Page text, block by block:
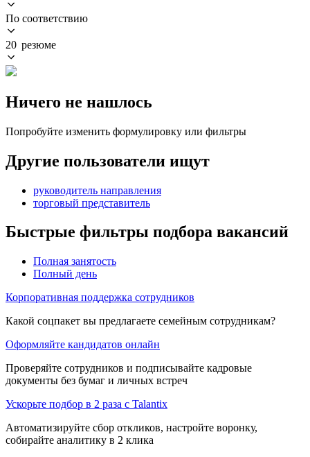
По соответствию
20 резюме
Ничего не нашлось
Попробуйте изменить формулировку или фильтры
Другие пользователи ищут
руководитель направления
торговый представитель
Быстрые фильтры подбора вакансий
Полная занятость
Полный день
Корпоративная поддержка сотрудников
Какой соцпакет вы предлагаете семейным сотрудникам?
Оформляйте кандидатов онлайн
Проверяйте сотрудников и подписывайте кадровые
документы без бумаг и личных встреч
Ускорьте подбор в 2 раза с Talantix
Автоматизируйте сбор откликов, настройте воронку,
собирайте аналитику в 2 клика